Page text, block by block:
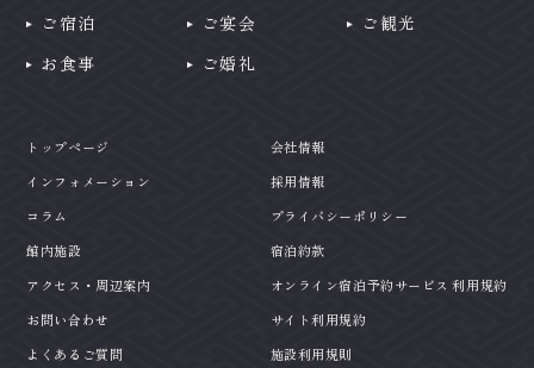
ご宿泊
お食事
ご宴会
ご婚礼
ご観光
トップページ
インフォメーション
コラム
館内施設
アクセス・周辺案内
お問い合わせ
よくあるご質問
会社情報
採用情報
プライバシーポリシー
宿泊約款
オンライン宿泊予約サービス 利用規約
サイト利用規約
施設利用規則